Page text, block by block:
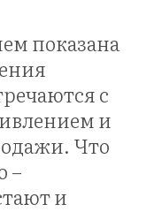
показана
с
и
Что
–
и